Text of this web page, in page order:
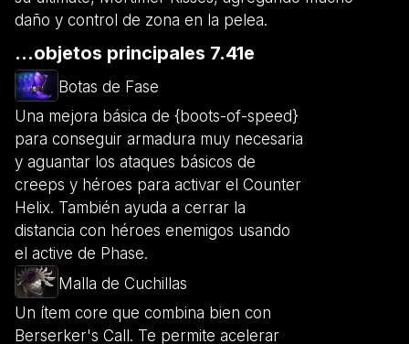
daño y control de zona en la pelea.
...objetos principales 7.41e
Botas de Fase
Una mejora básica de {boots-of-speed}
para conseguir armadura muy necesaria
y aguantar los ataques básicos de
creeps y héroes para activar el Counter
Helix. También ayuda a cerrar la
distancia con héroes enemigos usando
el active de Phase.
Malla de Cuchillas
Un ítem core que combina bien con
Berserker's Call. Te permite acelerar